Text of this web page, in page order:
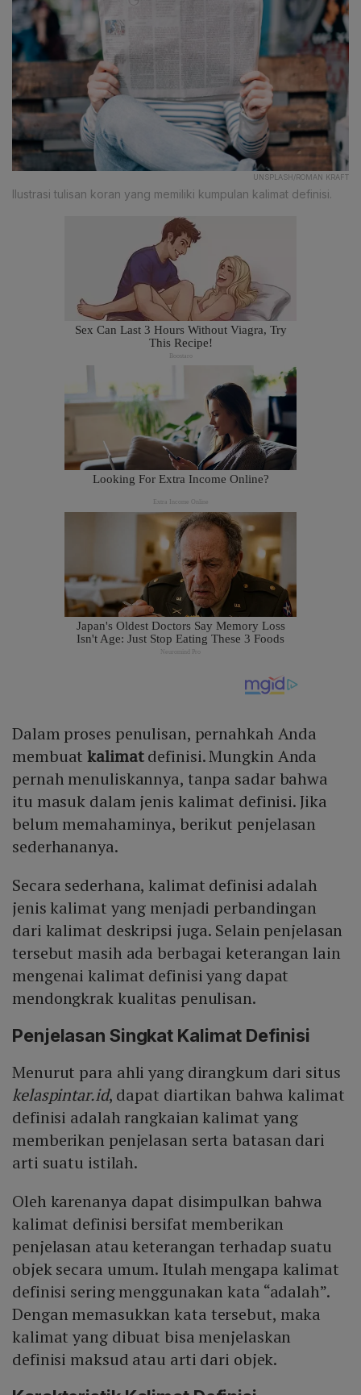
UNSPLASH/ROMAN KRAFT
Ilustrasi tulisan koran yang memiliki kumpulan kalimat definisi.
Dalam proses penulisan, pernahkah Anda
membuatkalimatdefinisi. Mungkin Anda
pernah menuliskannya, tanpa sadar bahwa
itu masuk dalam jenis kalimat definisi. Jika
belum memahaminya, berikut penjelasan
sederhananya.
Secara sederhana, kalimat definisi adalah
jenis kalimat yang menjadi perbandingan
dari kalimat deskripsi juga. Selain penjelasan
tersebut masih ada berbagai keterangan lain
mengenai kalimat definisi yang dapat
mendongkrak kualitas penulisan.
Penjelasan Singkat Kalimat Definisi
Menurut para ahli yang dirangkum dari situs
kelaspintar.id, dapat diartikan bahwa kalimat
definisi adalah rangkaian kalimat yang
memberikan penjelasan serta batasan dari
arti suatu istilah.
Oleh karenanya dapat disimpulkan bahwa
kalimat definisi bersifat memberikan
penjelasan atau keterangan terhadap suatu
objek secara umum. Itulah mengapa kalimat
definisi sering menggunakan kata “adalah”.
Dengan memasukkan kata tersebut, maka
kalimat yang dibuat bisa menjelaskan
definisi maksud atau arti dari objek.